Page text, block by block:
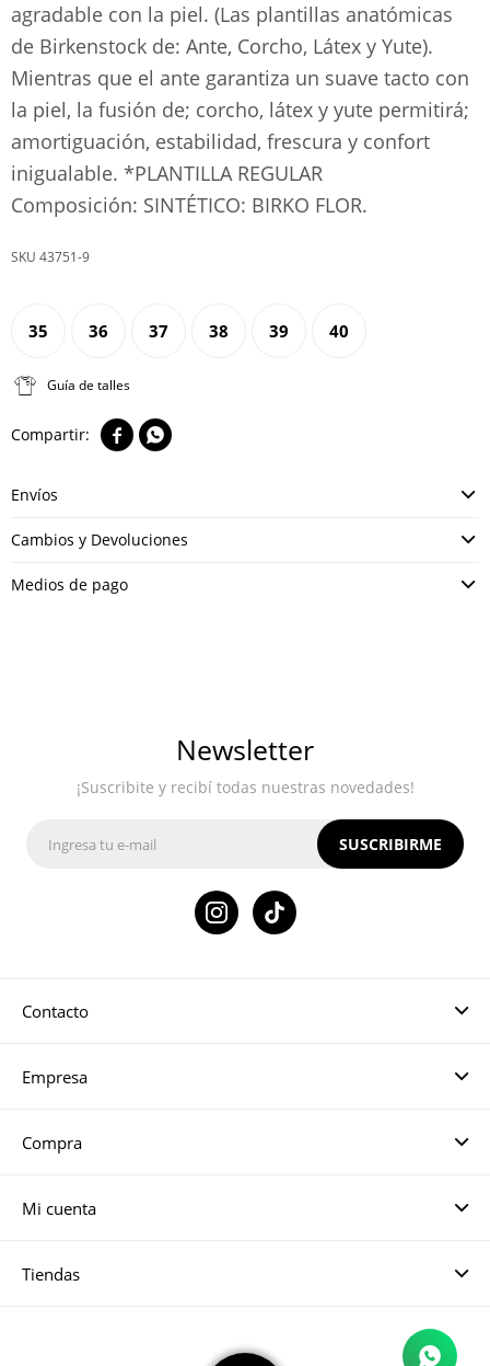
agradable con la piel. (Las plantillas anatómicas
de Birkenstock de: Ante, Corcho, Látex y Yute).
Mientras que el ante garantiza un suave tacto con
la piel, la fusión de; corcho, látex y yute permitirá;
amortiguación, estabilidad, frescura y confort
inigualable. *PLANTILLA REGULAR
Composición: SINTÉTICO: BIRKO FLOR.
43751-9
35 36 37 38 39 40
Guía de talles
 
Envíos
Cambios y Devoluciones
Medios de pago
Contacto
Empresa
Compra
Mi cuenta
Tiendas
Newsletter
¡Suscribite y recibí todas nuestras novedades!
SUSCRIBIRME
